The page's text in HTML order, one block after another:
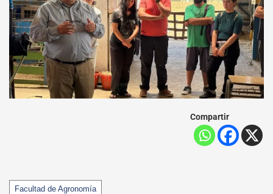
Compartir
Tags
Facultad de Agronomía